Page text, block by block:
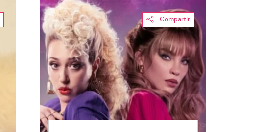
Compartir